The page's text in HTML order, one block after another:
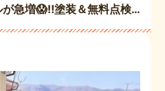
急増😱‼️塗装＆無料点検